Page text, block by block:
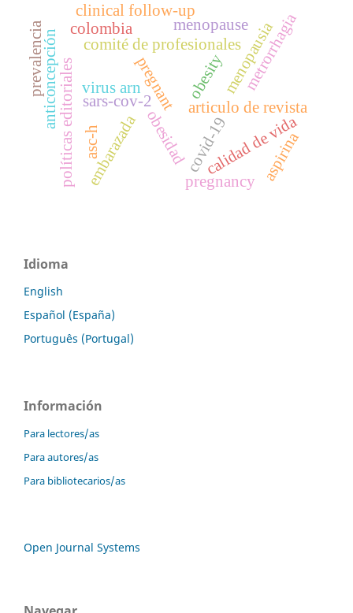
covid-19
sars-cov-2
embarazada
pregnant articulo de revista
comité de profesionales
políticas editoriales obesidad
menopausia
calidad de vida
obesity
menopause
asc-h
clinical follow-up metrorrhagia
virus arn
aspirina
anticoncepción
prevalencia colombia
pregnancy
Idioma
English
Español (España)
Português (Portugal)
Información
Para lectores/as
Para autores/as
Para bibliotecarios/as
Open Journal Systems